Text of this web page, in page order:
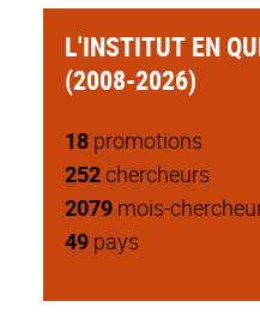
L'INSTITUT EN
(2008-2026)
18 promotions
252chercheurs
2079 mois-
49 pays